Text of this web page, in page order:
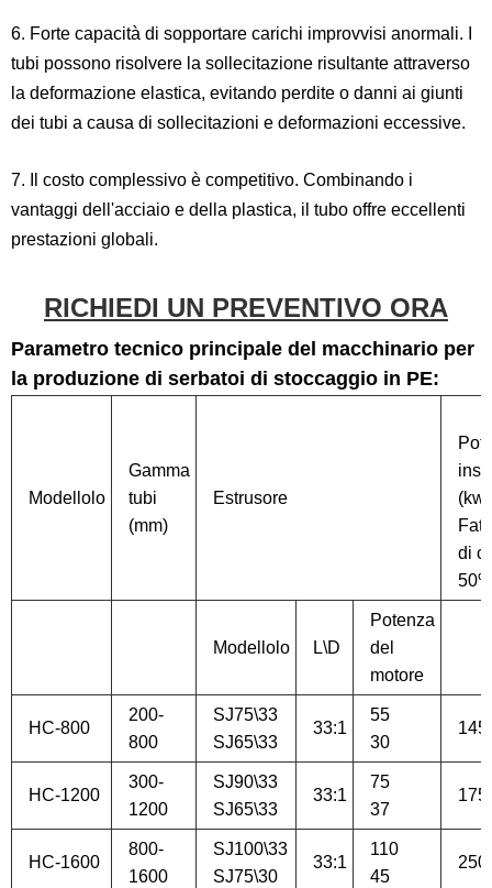
6. Forte capacità di sopportare carichi improvvisi anormali. I
tubi possono risolvere la sollecitazione risultante attraverso
la deformazione elastica, evitando perdite o danni ai giunti
dei tubi a causa di sollecitazioni e deformazioni eccessive.
7. Il costo complessivo è competitivo. Combinando i
vantaggi dell'acciaio e della plastica, il tubo offre eccellenti
prestazioni globali.
RICHIEDI UN PREVENTIVO ORA
Parametro tecnico principale del macchinario per
la produzione di serbatoi di stoccaggio in PE:
Modellolo
Gamma
tubi
(mm)
Estrusore
(kw)
di
50%
Modellolo L\D
Potenza
del
motore
HC-800
200-
800
SJ75\33
SJ65\33
33:1
55
30
145
HC-1200
300-
1200
SJ90\33
SJ65\33
33:1
75
37
175
HC-1600
800-
1600
SJ100\33
SJ75\30
33:1
110
45
250